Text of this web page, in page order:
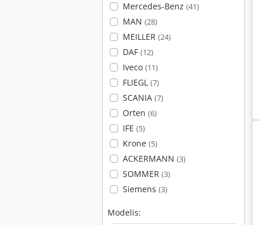
Mercedes-Benz (41)
MAN (28)
MEILLER (24)
DAF (12)
Iveco (11)
FLIEGL (7)
SCANIA (7)
Orten (6)
IFE (5)
Krone (5)
ACKERMANN (3)
SOMMER (3)
Siemens (3)
Modelis: